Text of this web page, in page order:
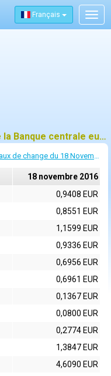
Français
Taux de change de reference de la Banque centrale europeenne (BCE) pour 18 novembre 2016
de change du 18 Novembre 2016
18 novembre 2016
0,9408 EUR
0,8551 EUR
1,1599 EUR
0,9336 EUR
0,6956 EUR
0,6961 EUR
0,1367 EUR
0,0800 EUR
0,2774 EUR
1,3847 EUR
4,6090 EUR